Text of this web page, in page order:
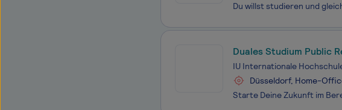
Duales Studium Public
IO GmbH
IU Internationale
Düsseldorf, Home-